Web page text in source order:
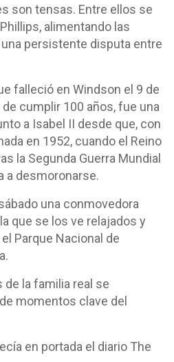
son tensas. Entre ellos se
alimentando las
persistente disputa entre
falleció en Windson el 9 de
cumplir 100 años, fue una
a Isabel II desde que, con
en 1952, cuando el Reino
la Segunda Guerra Mundial
a desmoronarse.
una conmovedora
que se los ve relajados y
Parque Nacional de
la familia real se
momentos clave del
en portada el diario The